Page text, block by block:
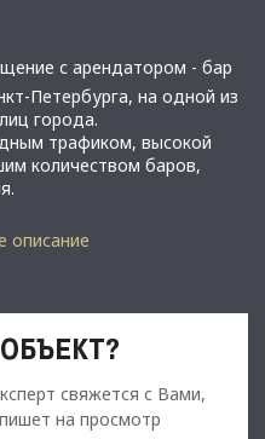
с арендатором - бар
Петербурга, на одной из
города.
трафиком, высокой
количеством баров,
кВт;
описание
свяжется с Вами,
на просмотр